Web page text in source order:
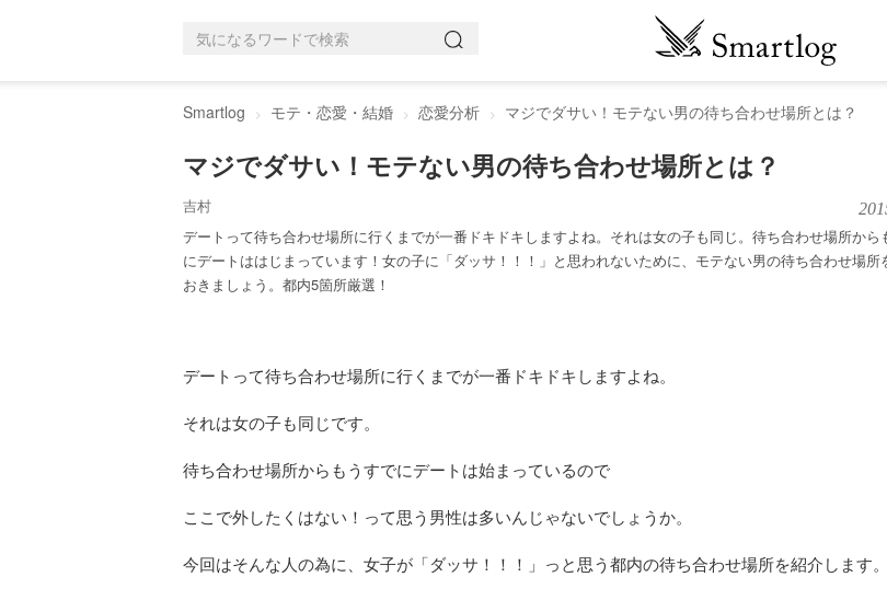
Smartlog モテ・恋愛・結婚 恋愛分析 マジでダサい！モテない男の待ち合わせ場所とは？
マジでダサい！モテない男の待ち合わせ場所とは？
吉村
デートって待ち合わせ場所に行くまでが一番ドキドキしますよね。それは女の子も同じ。待ち合わせ場所から
にデートははじまっています！女の子に「ダッサ！！！」と思われないために、モテない男の待ち合わせ場所
おきましょう。都内5箇所厳選！
デートって待ち合わせ場所に行くまでが一番ドキドキしますよね。
それは女の子も同じです。
待ち合わせ場所からもうすでにデートは始まっているので
ここで外したくはない！って思う男性は多いんじゃないでしょうか。
今回はそんな人の為に、女子が「ダッサ！！！」っと思う都内の待ち合わせ場所を紹介します。